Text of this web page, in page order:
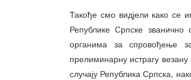
Такође смо видјели како се
Републике Српске званично
органима за спровођење
прелиминарну истрагу
случају Република Српска,